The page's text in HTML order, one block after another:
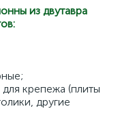
из двутавра
крепежа (плиты
другие